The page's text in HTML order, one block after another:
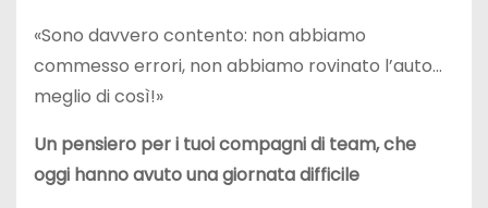
«Sono davvero contento: non abbiamo
commesso errori, non abbiamo rovinato l’auto…
meglio di così!»
Un pensiero per i tuoi compagni di team, che
oggi hanno avuto una giornata difficile